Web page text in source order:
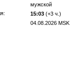
мужской
15:03 (+3 ч.)
04.08.2026